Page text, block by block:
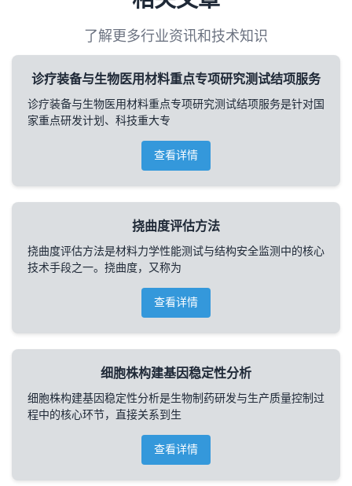
了解更多行业资讯和技术知识
诊疗装备与生物医用材料重点专项研究测试结项服务
诊疗装备与生物医用材料重点专项研究测试结项服务是针对国
家重点研发计划、科技重大专
查看详情
挠曲度评估方法
挠曲度评估方法是材料力学性能测试与结构安全监测中的核心
技术手段之一。挠曲度，又称为
查看详情
细胞株构建基因稳定性分析
细胞株构建基因稳定性分析是生物制药研发与生产质量控制过
程中的核心环节，直接关系到生
查看详情